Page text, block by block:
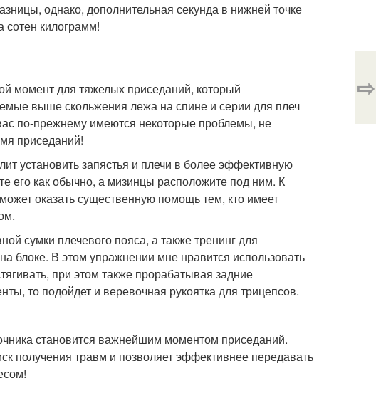
однако, дополнительная секунда в нижней точке
сотен килограмм!
момент для тяжелых приседаний, который
выше скольжения лежа на спине и серии для плеч
по-прежнему имеются некоторые проблемы, не
приседаний!
установить запястья и плечи в более эффективную
его как обычно, а мизинцы расположите под ним. К
оказать существенную помощь тем, кто имеет
сумки плечевого пояса, а также тренинг для
блоке. В этом упражнении мне нравится использовать
при этом также прорабатывая задние
то подойдет и веревочная рукоятка для трицепсов.
становится важнейшим моментом приседаний.
получения травм и позволяет эффективнее передавать
⇨